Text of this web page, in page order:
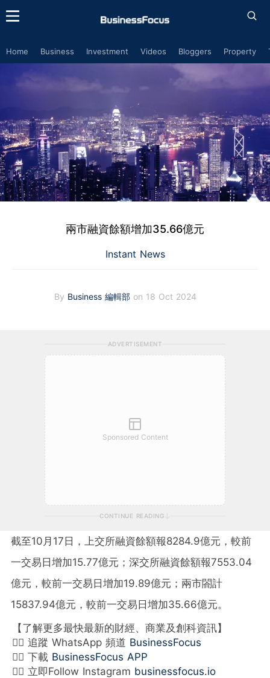
Home Business Investment Videos Bloggers Property
兩市融資餘額增加35.66億元
Instant News
By Business 編輯部 on 18 Oct 2024
ADVERTISEMENT
Sponsored Content
CONTINUE READING
截至10月17日，上交所融資餘額報8284.9億元，較前
一交易日增加15.77億元；深交所融資餘額報7553.04
億元，較前一交易日增加19.89億元；兩市閤計
15837.94億元，較前一交易日增加35.66億元。
【了解更多最快最新的財經、商業及創科資訊】
👉🏻 追蹤 WhatsApp 頻道 BusinessFocus
👉🏻 下載 BusinessFocus APP
👉🏻 立即Follow Instagram businessfocus.io